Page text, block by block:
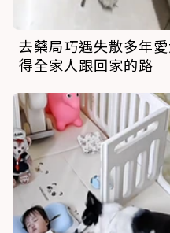
去藥局巧遇失散多年
得全家人跟回家的路